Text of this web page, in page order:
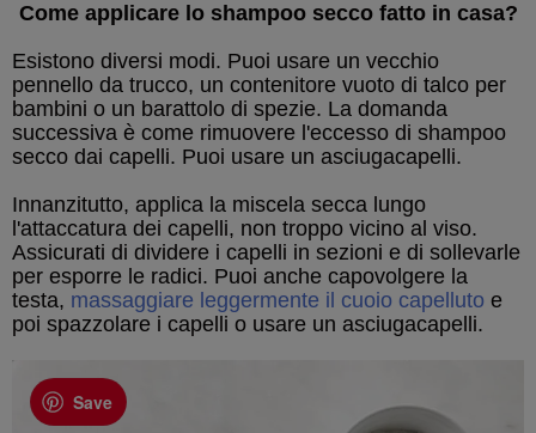
Come applicare lo shampoo secco fatto in casa?
Esistono diversi modi. Puoi usare un vecchio
pennello da trucco, un contenitore vuoto di talco per
bambini o un barattolo di spezie. La domanda
successiva è come rimuovere l'eccesso di shampoo
secco dai capelli. Puoi usare un asciugacapelli.
Innanzitutto, applica la miscela secca lungo
l'attaccatura dei capelli, non troppo vicino al viso.
Assicurati di dividere i capelli in sezioni e di sollevarle
per esporre le radici. Puoi anche capovolgere la
testa, massaggiare leggermente il cuoio capelluto e
poi spazzolare i capelli o usare un asciugacapelli.
Save